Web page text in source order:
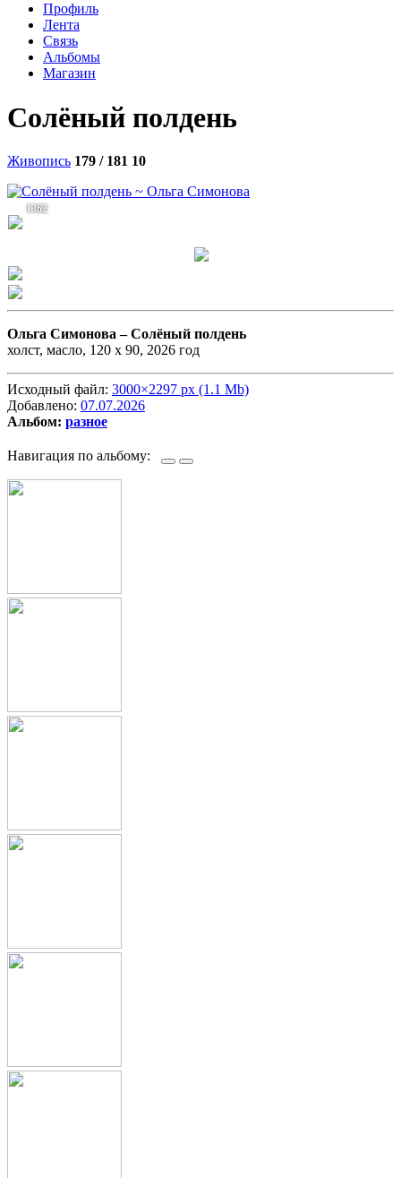
Профиль
Лента
Связь
Альбомы
Магазин
Солёный полдень
Живопись 179 / 181 10
1362
Ольга Симонова –Солёный полдень
холст, масло, 120 х 90, 2026 год
Исходный файл: 3000×2297 px (1.1 Mb)
Добавлено: 07.07.2026
Альбом: разное
Навигация по альбому: